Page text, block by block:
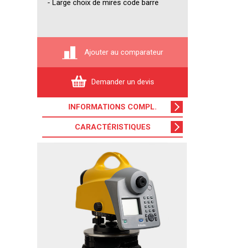
- Large choix de mires code barre
Ajouter au comparateur
Demander un devis
INFORMATIONS COMPL.
CARACTÉRISTIQUES